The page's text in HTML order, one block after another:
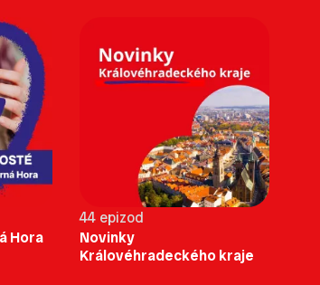
Hora
44 epizod
Novinky
Královéhradeckého kraje